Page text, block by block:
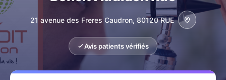
21 avenue des Freres Caudron, 80120 RUE
Avis patients vérifiés